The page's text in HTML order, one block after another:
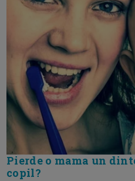
Pierde o mama un
copil?